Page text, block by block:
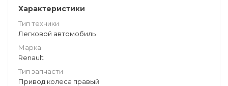
Характеристики
Тип техники
Легковой автомобиль
Марка
Renault
Тип запчасти
Привод колеса правый